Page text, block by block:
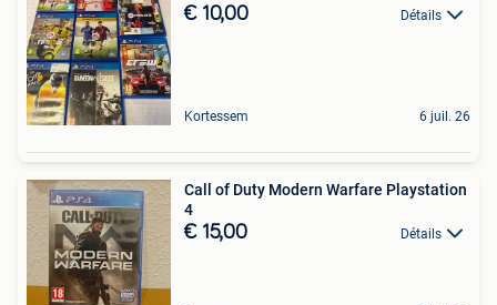
€ 10,00 Détails
Kortessem 6 juil. 26
Call of Duty Modern Warfare Playstation
4
€ 15,00 Détails